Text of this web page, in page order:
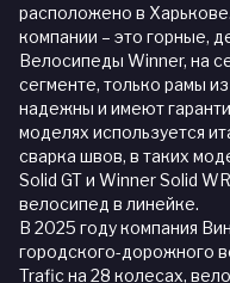
расположено в
компании – это горные,
Велосипеды Winner, на
сегменте, только рамы
надежны и имеют
моделях используется
сварка швов, в таких
Solid GT и Winner Solid
велосипед в линейке.
В 2025 году компания
городского-дорожного
Trafic на 28 колесах,